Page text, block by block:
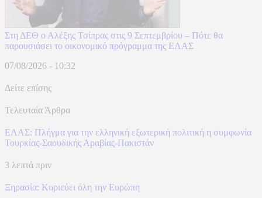
Στη ΔΕΘ ο Αλέξης Τσίπρας στις 9 Σεπτεμβρίου – Πότε θα
παρουσιάσει το οικονομικό πρόγραμμα της ΕΛΑΣ
07/08/2026 - 10:32
Δείτε επίσης
Τελευταία Άρθρα
ΕΛΑΣ: Πλήγμα για την ελληνική εξωτερική πολιτική η συμφωνία
Τουρκίας-Σαουδικής Αραβίας-Πακιστάν
3 λεπτά πριν
Ξηρασία: Κυριεύει όλη την Ευρώπη